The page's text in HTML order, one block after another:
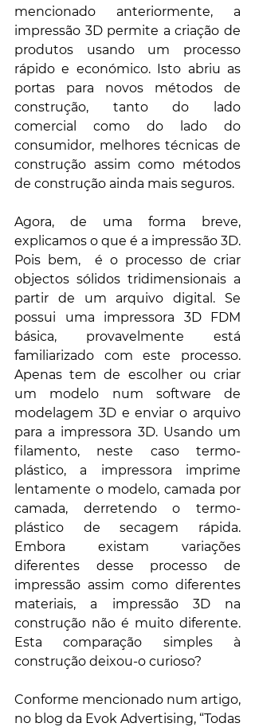
mencionado anteriormente, a
impressão 3D permite a criação de
produtos usando um processo
rápido e económico. Isto abriu as
portas para novos métodos de
construção, tanto do lado
comercial como do lado do
consumidor, melhores técnicas de
construção assim como métodos
de construção ainda mais seguros.
Agora, de uma forma breve,
explicamos o que é a impressão 3D.
Pois bem,  é o processo de criar
objectos sólidos tridimensionais a
partir de um arquivo digital. Se
possui uma impressora 3D FDM
básica, provavelmente está
familiarizado com este processo.
Apenas tem de escolher ou criar
um modelo num software de
modelagem 3D e enviar o arquivo
para a impressora 3D. Usando um
filamento, neste caso termo-
plástico, a impressora imprime
lentamente o modelo, camada por
camada, derretendo o termo-
plástico de secagem rápida.
Embora existam variações
diferentes desse processo de
impressão assim como diferentes
materiais, a impressão 3D na
construção não é muito diferente.
Esta comparação simples à
construção deixou-o curioso?
Conforme mencionado num artigo,
no blog da Evok Advertising, “Todas